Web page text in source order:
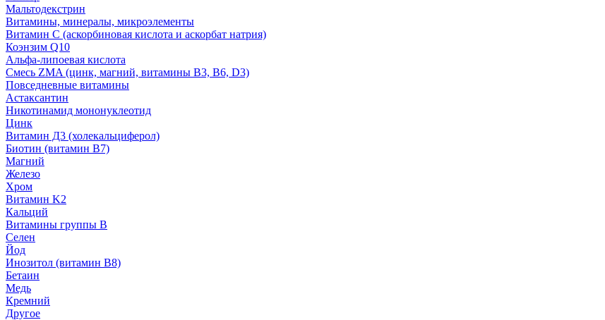
Мальтодекстрин
Витамины, минералы, микроэлементы
Витамин C (аскорбиновая кислота и аскорбат натрия)
Коэнзим Q10
Альфа-липоевая кислота
Смесь ZMA (цинк, магний, витамины B3, B6, D3)
Повседневные витамины
Астаксантин
Никотинамид мононуклеотид
Цинк
Витамин Д3 (холекальциферол)
Биотин (витамин B7)
Магний
Железо
Хром
Витамин K2
Кальций
Витамины группы B
Селен
Йод
Инозитол (витамин B8)
Бетаин
Медь
Кремний
Другое